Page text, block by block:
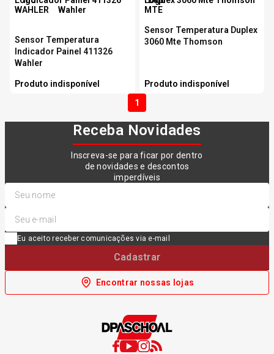
Sensor Temperatura
Indicador Painel 411326
Wahler
Produto indisponível
Sensor Temperatura Duplex
3060 Mte Thomson
Produto indisponível
1
Receba Novidades
Inscreva-se para ficar por dentro
de novidades e descontos
imperdíveis
Eu aceito receber comunicações via e-mail
Cadastrar
Encontrar nossas lojas
10º Pneu